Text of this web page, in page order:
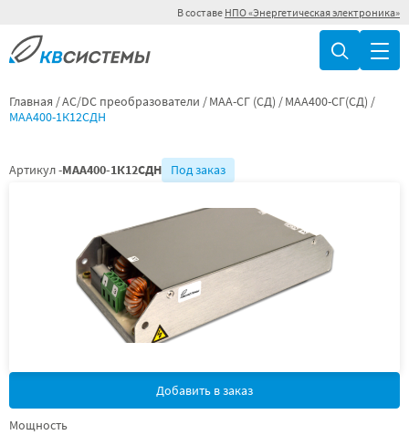
В составе НПО «Энергетическая электроника»
Главная AC/DC преобразователи МАА-СГ (СД)
МАА400-СГ(СД)
МАА400-1К12СДН
Артикул -МАА400-1К12СДН Под заказ
Добавить в заказ
Мощность